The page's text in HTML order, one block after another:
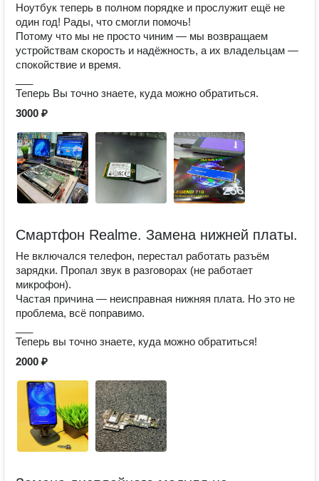
Ноутбук теперь в полном порядке и прослужит ещё не
один год! Рады, что смогли помочь!
Потому что мы не просто чиним — мы возвращаем
устройствам скорость и надёжность, а их владельцам —
спокойствие и время.
Теперь Вы точно знаете, куда можно обратиться.
3000 ₽
Смартфон Realme. Замена нижней платы.
Не включался телефон, перестал работать разъём
зарядки. Пропал звук в разговорах (не работает
микрофон).
Частая причина — неисправная нижняя плата. Но это не
проблема, всё поправимо.
Теперь вы точно знаете, куда можно обратиться!
2000 ₽